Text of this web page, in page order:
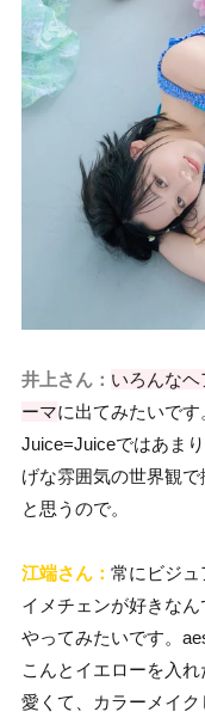
井上さん： いろんな
ーマに出てみたいです
Juice=Juiceではあま
げな雰囲気の世界観
と思うので。
江端さん： 常にビジュ
イメチェンが好きな
やってみたいです。
こんとイエローを入
愛くて、カラーメイ